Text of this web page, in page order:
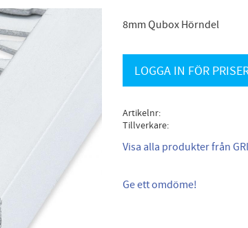
8mm Qubox Hörndel
LOGGA IN FÖR
Artikelnr
Tillverkare
Visa alla produkter från
Ge ett omdöme!